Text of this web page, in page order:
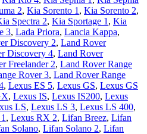
2, Kia Sorento 1 , Kia Sorento 2,
Spectra 2, Kia Sportage 1 , Kia
3, Lada Priora, Lancia Kappa,
Discovery 2, Land Rover
Discovery 4, Land Rover
Freelander 2, Land Rover Range
Rover 3, Land Rover Range
, Lexus ES 5, Lexus GS, Lexus GS
, Lexus IS, Lexus IS200, Lexus
LS, Lexus LS 3, Lexus LS 400,
, Lexus RX 2, Lifan Breez, Lifan
Solano, Lifan Solano 2, Lifan